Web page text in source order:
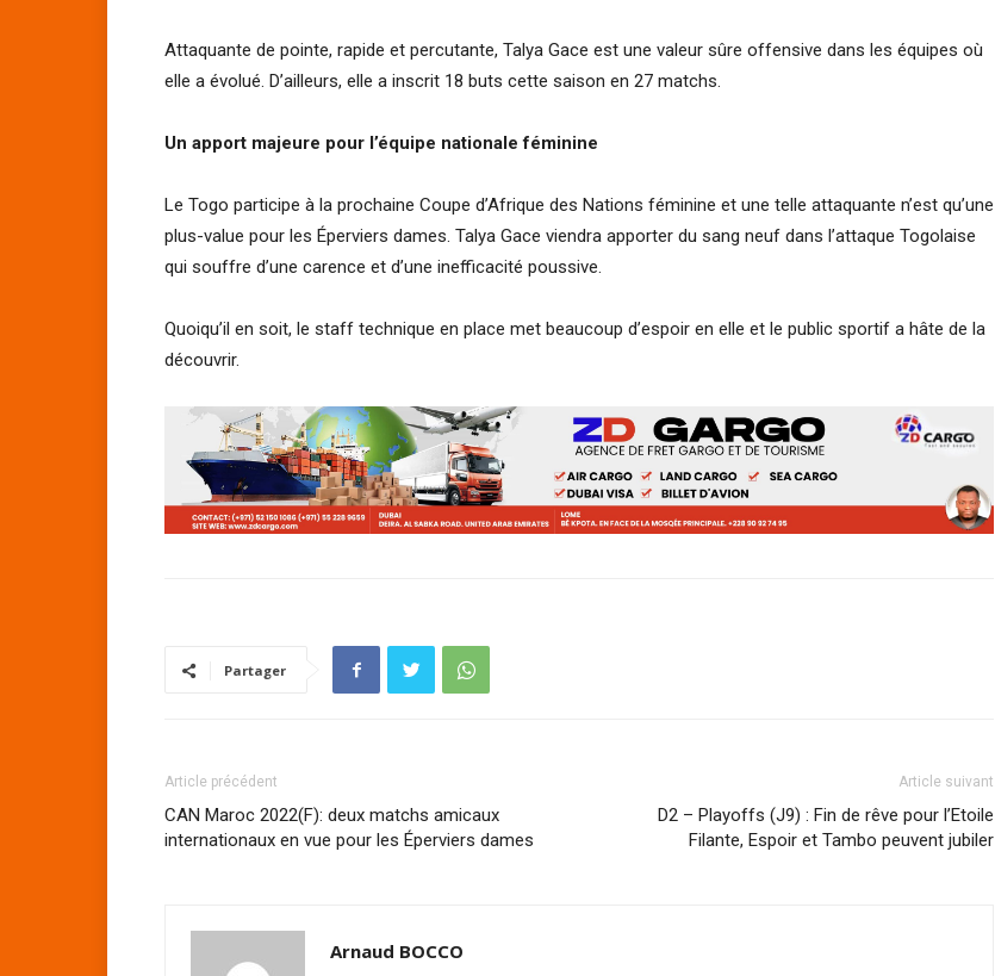
Attaquante de pointe, rapide et percutante, Talya Gace est une valeur sûre offensive dans les équipes où
elle a évolué. D’ailleurs, elle a inscrit 18 buts cette saison en 27 matchs.
Un apport majeure pour l’équipe nationale féminine
Le Togo participe à la prochaine Coupe d’Afrique des Nations féminine et une telle attaquante n’est qu’une
plus-value pour les Éperviers dames. Talya Gace viendra apporter du sang neuf dans l’attaque Togolaise
qui souffre d’une carence et d’une inefficacité poussive.
Quoiqu’il en soit, le staff technique en place met beaucoup d’espoir en elle et le public sportif a hâte de la
découvrir.
Partager
Article précédent
CAN Maroc 2022(F): deux matchs amicaux
internationaux en vue pour les Éperviers dames
Article suivant
D2 – Playoffs (J9) : Fin de rêve pour l’Etoile
Filante, Espoir et Tambo peuvent jubiler
Arnaud BOCCO